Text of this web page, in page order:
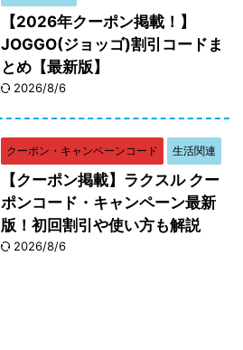
【2026年クーポン掲載！】
JOGGO(ジョッゴ)割引コードま
とめ【最新版】
2026/8/6
クーポン・キャンペーンコード 生活関連
【クーポン掲載】ラクスル クー
ポンコード・キャンペーン最新
版！初回割引や使い方も解説
2026/8/6